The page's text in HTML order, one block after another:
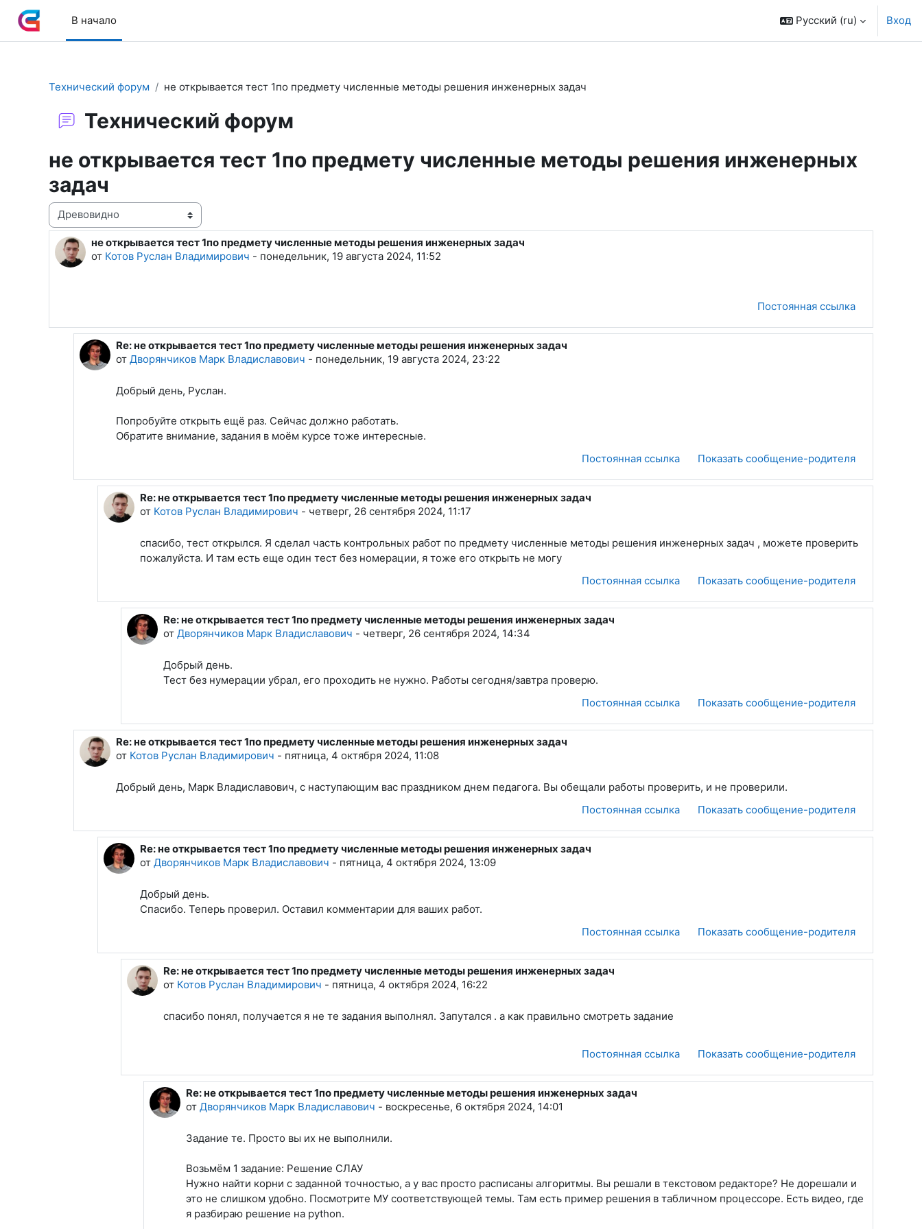
Перейти к основному содержанию
В начало
Русский ‎(ru)‎ Вход
Технический форум не открывается тест 1по предмету численные методы решения инженерных задач
Технический форум
не открывается тест 1по предмету численные методы решения инженерных
задач
Режим отображения
не открывается тест 1по предмету численные методы решения инженерных задач
от Котов Руслан Владимирович - понедельник, 19 августа 2024, 11:52
Количество ответов: 8
Постоянная ссылка
В ответ на Котов Руслан Владимирович
Re: не открывается тест 1по предмету численные методы решения инженерных задач
от Дворянчиков Марк Владиславович - понедельник, 19 августа 2024, 23:22
Добрый день, Руслан.
Попробуйте открыть ещё раз. Сейчас должно работать.
Обратите внимание, задания в моём курсе тоже интересные.
Постоянная ссылка
Показать сообщение-родителя
В ответ на Дворянчиков Марк Владиславович
Re: не открывается тест 1по предмету численные методы решения инженерных задач
от Котов Руслан Владимирович - четверг, 26 сентября 2024, 11:17
спасибо, тест открылся. Я сделал часть контрольных работ по предмету численные методы решения инженерных задач , можете проверить
пожалуйста. И там есть еще один тест без номерации, я тоже его открыть не могу
Постоянная ссылка
Показать сообщение-родителя
В ответ на Котов Руслан Владимирович
Re: не открывается тест 1по предмету численные методы решения инженерных задач
от Дворянчиков Марк Владиславович - четверг, 26 сентября 2024, 14:34
Добрый день.
Тест без нумерации убрал, его проходить не нужно. Работы сегодня/завтра проверю.
Постоянная ссылка
Показать сообщение-родителя
В ответ на Котов Руслан Владимирович
Re: не открывается тест 1по предмету численные методы решения инженерных задач
от Котов Руслан Владимирович - пятница, 4 октября 2024, 11:08
Добрый день, Марк Владиславович, с наступающим вас праздником днем педагога. Вы обещали работы проверить, и не проверили.
Постоянная ссылка
Показать сообщение-родителя
В ответ на Котов Руслан Владимирович
Re: не открывается тест 1по предмету численные методы решения инженерных задач
от Дворянчиков Марк Владиславович - пятница, 4 октября 2024, 13:09
Добрый день.
Спасибо. Теперь проверил. Оставил комментарии для ваших работ.
Постоянная ссылка
Показать сообщение-родителя
В ответ на Дворянчиков Марк Владиславович
Re: не открывается тест 1по предмету численные методы решения инженерных задач
от Котов Руслан Владимирович - пятница, 4 октября 2024, 16:22
спасибо понял, получается я не те задания выполнял. Запутался . а как правильно смотреть задание
Постоянная ссылка Показать сообщение-родителя
В ответ на Котов Руслан Владимирович
Re: не открывается тест 1по предмету численные методы решения инженерных задач
от Дворянчиков Марк Владиславович - воскресенье, 6 октября 2024, 14:01
Задание те. Просто вы их не выполнили.
Возьмём 1 задание: Решение СЛАУ
Нужно найти корни с заданной точностью, а у вас просто расписаны алгоритмы. Вы решали в текстовом редакторе? Не дорешали и
это не слишком удобно. Посмотрите МУ соответствующей темы. Там есть пример решения в табличном процессоре. Есть видео, где
я разбираю решение на python.